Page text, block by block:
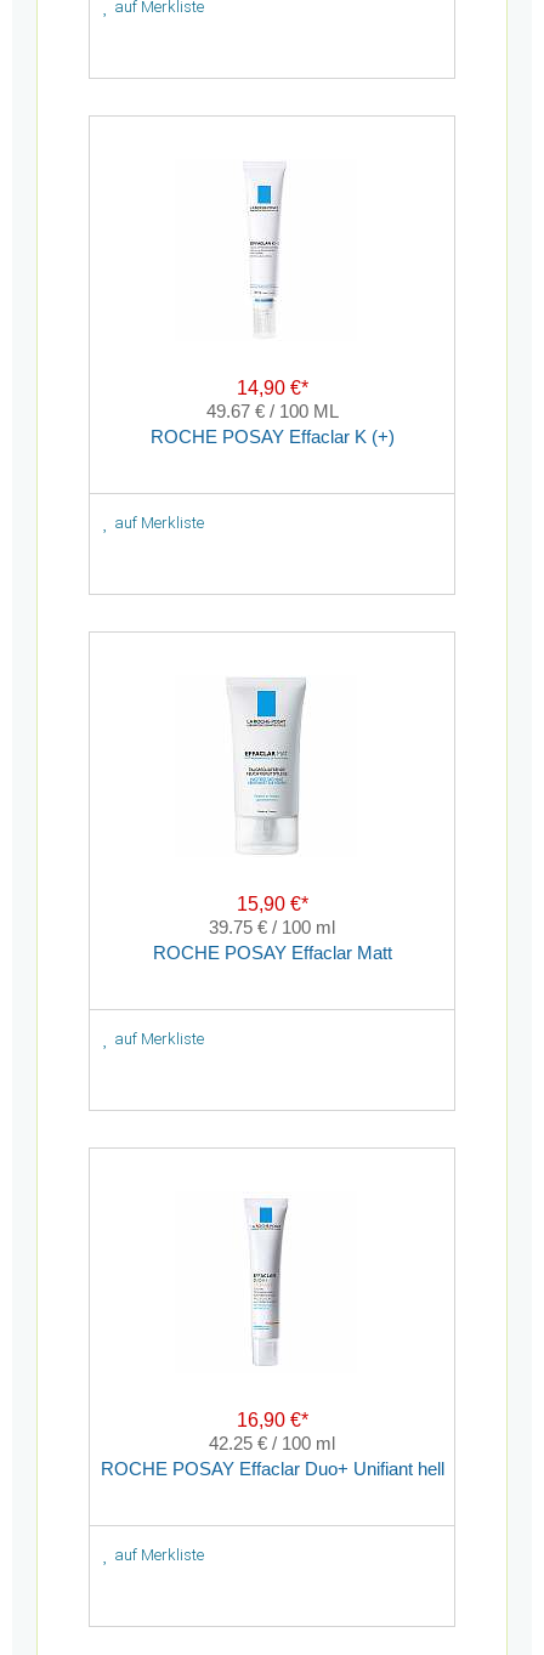
auf Merkliste
14,90 €*
49.67 € / 100 ML
ROCHE POSAY Effaclar K (+)
auf Merkliste
15,90 €*
39.75 € / 100 ml
ROCHE POSAY Effaclar Matt
auf Merkliste
16,90 €*
42.25 € / 100 ml
ROCHE POSAY Effaclar Duo+ Unifiant hell
auf Merkliste